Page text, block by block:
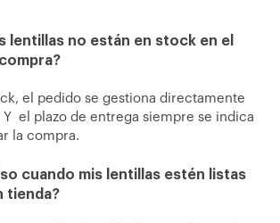
lentillas no están en stock en el
el pedido se gestiona directamente
el plazo de entrega siempre se indica
la compra.
cuando mis lentillas estén listas
tienda?